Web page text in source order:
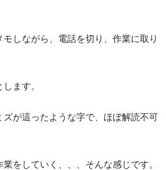
しながら、電話を切り、作業に取り
ます。
が這ったような字で、ほぼ解読不可
をしていく、、、そんな感じです。